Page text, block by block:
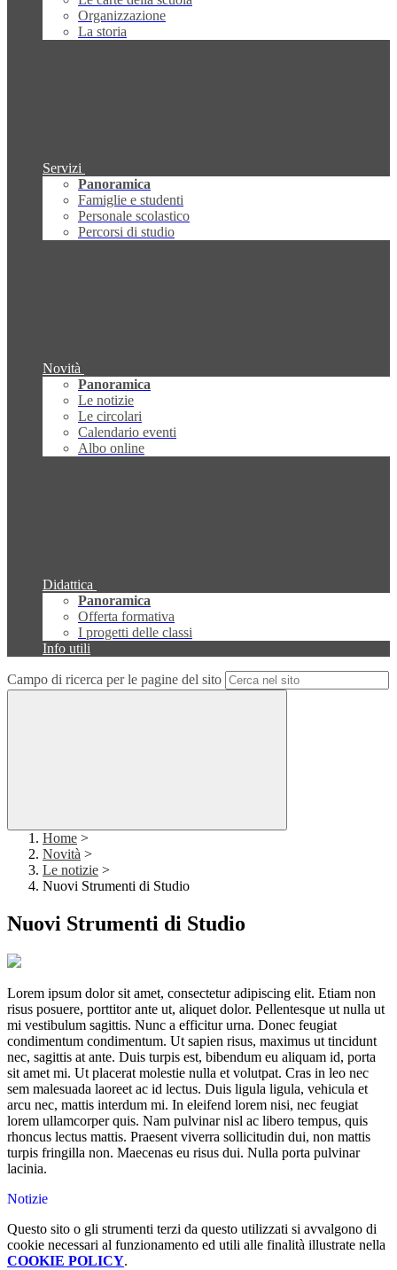
Organizzazione
La storia
Servizi
Panoramica
Famiglie e studenti
Personale scolastico
Percorsi di studio
Novità
Panoramica
Le notizie
Le circolari
Calendario eventi
Albo online
Didattica
Panoramica
Offerta formativa
I progetti delle classi
Info utili
Campo di ricerca per le pagine del sito
Home >
Novità >
Le notizie >
Nuovi Strumenti di Studio
Nuovi Strumenti di Studio
Lorem ipsum dolor sit amet, consectetur adipiscing elit. Etiam non
risus posuere, porttitor ante ut, aliquet dolor. Pellentesque ut nulla ut
mi vestibulum sagittis. Nunc a efficitur urna. Donec feugiat
condimentum condimentum. Ut sapien risus, maximus ut tincidunt
nec, sagittis at ante. Duis turpis est, bibendum eu aliquam id, porta
sit amet mi. Ut placerat molestie nulla et volutpat. Cras in leo nec
sem malesuada laoreet ac id lectus. Duis ligula ligula, vehicula et
arcu nec, mattis interdum mi. In eleifend lorem nisi, nec feugiat
lorem ullamcorper quis. Nam pulvinar nisl ac libero tempus, quis
rhoncus lectus mattis. Praesent viverra sollicitudin dui, non mattis
turpis fringilla non. Maecenas eu risus dui. Nulla porta pulvinar
lacinia.
Notizie
Questo sito o gli strumenti terzi da questo utilizzati si avvalgono di
cookie necessari al funzionamento ed utili alle finalità illustrate nella
COOKIE POLICY.